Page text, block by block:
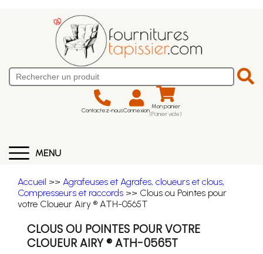
Contactez-nousConnexion Mon panier
(Panier vide)
MENU
Accueil >> Agrafeuses et Agrafes, cloueurs et clous,
Compresseurs et raccords >> Clous ou Pointes pour
votre Cloueur Airy ® ATH-0565T
CLOUS OU POINTES POUR VOTRE
CLOUEUR AIRY ® ATH-0565T